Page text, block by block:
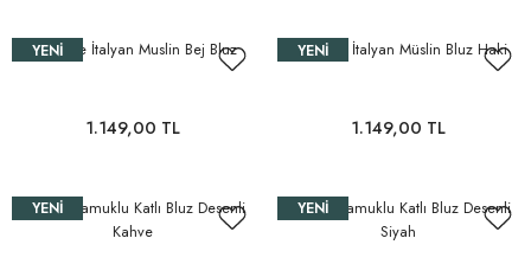
YENI
Oversize İtalyan Muslin Bej Bluz
1.149,00 TL
YENI
Oversize İtalyan Müslin Bluz Haki
1.149,00 TL
YENI
İncecik Pamuklu Katlı Bluz Desenli
Kahve
YENI
İncecik Pamuklu Katlı Bluz Desenli
Siyah